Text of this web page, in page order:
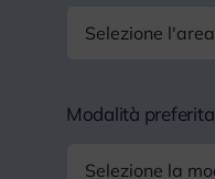
Modalità preferita